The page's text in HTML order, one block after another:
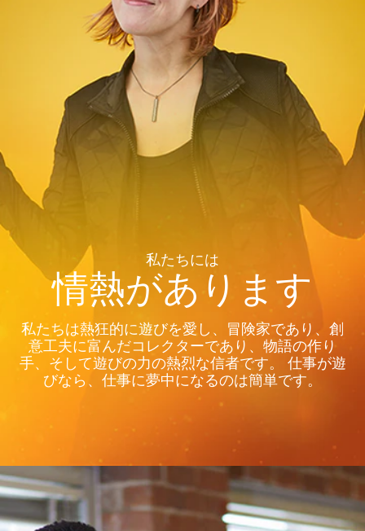
私たちには
情熱があります
私たちは熱狂的に遊びを愛し、冒険家であり、創
意工夫に富んだコレクターであり、物語の作り
手、そして遊びの力の熱烈な信者です。 仕事が遊
びなら、仕事に夢中になるのは簡単です。